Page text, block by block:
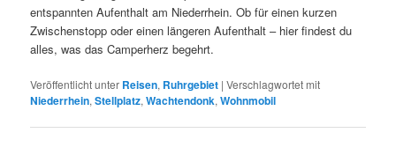
entspannten Aufenthalt am Niederrhein. Ob für einen kurzen
Zwischenstopp oder einen längeren Aufenthalt – hier findest du
alles, was das Camperherz begehrt.
Veröffentlicht unter Reisen, Ruhrgebiet |Verschlagwortet mit
Niederrhein,Stellplatz,Wachtendonk,Wohnmobil